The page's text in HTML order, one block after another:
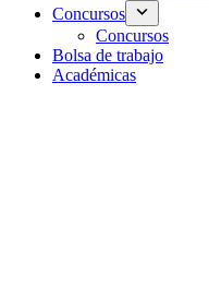
Concursos
Concursos
Bolsa de trabajo
Académicas